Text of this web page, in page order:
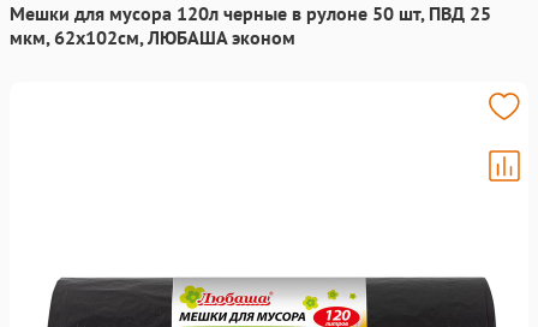
Мешки для мусора 120л черные в рулоне 50 шт, ПВД 25
мкм, 62х102см, ЛЮБАША эконом